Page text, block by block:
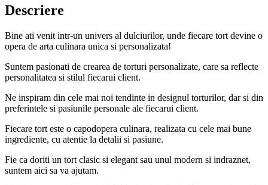
Descriere
Bine ati venit intr-un univers al dulciurilor, unde fiecare tort devine o
opera de arta culinara unica si personalizata!
Suntem pasionati de crearea de torturi personalizate, care sa reflecte
personalitatea si stilul fiecarui client.
Ne inspiram din cele mai noi tendinte in designul torturilor, dar si din
preferintele si pasiunile personale ale fiecarui client.
Fiecare tort este o capodopera culinara, realizata cu cele mai bune
ingrediente, cu atentie la detalii si pasiune.
Fie ca doriti un tort clasic si elegant sau unul modern si indraznet,
suntem aici sa va ajutam.